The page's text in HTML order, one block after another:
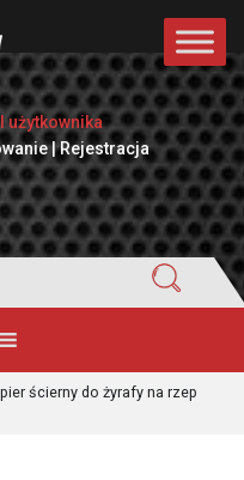
użytkownika
| Rejestracja
ścierny do żyrafy na rzep